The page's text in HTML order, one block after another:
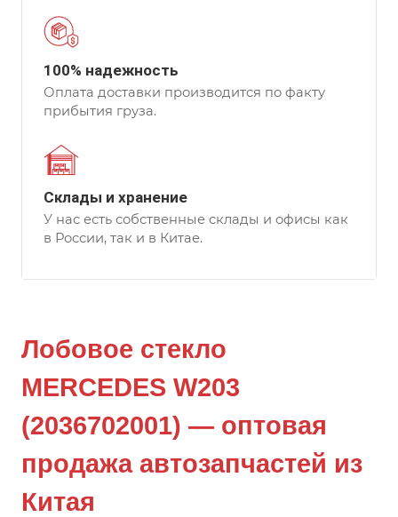
100% надежность
Оплата доставки производится по факту
прибытия груза.
Склады и хранение
У нас есть собственные склады и офисы как
в России, так и в Китае.
Лобовое стекло
MERCEDES W203
(2036702001) — оптовая
продажа автозапчастей из
Китая